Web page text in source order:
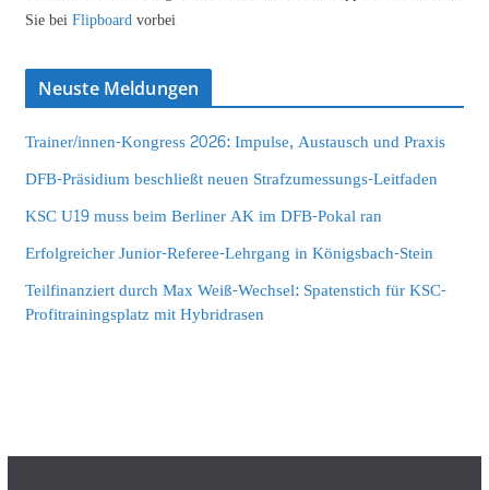
Sie beiFlipboardvorbei
Neuste Meldungen
Trainer/innen-Kongress 2026: Impulse, Austausch und Praxis
DFB-Präsidium beschließt neuen Strafzumessungs-Leitfaden
KSC U19 muss beim Berliner AK im DFB-Pokal ran
Erfolgreicher Junior-Referee-Lehrgang in Königsbach-Stein
Teilfinanziert durch Max Weiß-Wechsel: Spatenstich für KSC-
Profitrainingsplatz mit Hybridrasen